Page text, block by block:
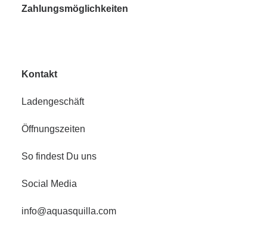
Zahlungsmöglichkeiten
Kontakt
Ladengeschäft
Öffnungszeiten
So findest Du uns
Social Media
info@aquasquilla.com